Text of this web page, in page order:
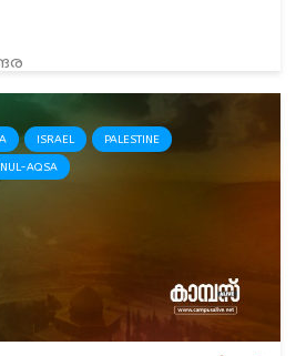
ISRAEL PALESTINE
AQSA